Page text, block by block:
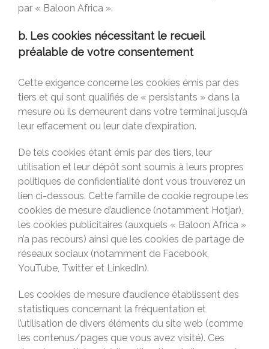
par « Baloon Africa ».
b. Les cookies nécessitant le recueil
préalable de votre consentement
Cette exigence concerne les cookies émis par des
tiers et qui sont qualifiés de « persistants » dans la
mesure où ils demeurent dans votre terminal jusqu’à
leur effacement ou leur date d’expiration.
De tels cookies étant émis par des tiers, leur
utilisation et leur dépôt sont soumis à leurs propres
politiques de confidentialité dont vous trouverez un
lien ci-dessous. Cette famille de cookie regroupe les
cookies de mesure d’audience (notamment Hotjar),
les cookies publicitaires (auxquels « Baloon Africa »
n’a pas recours) ainsi que les cookies de partage de
réseaux sociaux (notamment de Facebook,
YouTube, Twitter et LinkedIn).
Les cookies de mesure d’audience établissent des
statistiques concernant la fréquentation et
l’utilisation de divers éléments du site web (comme
les contenus/pages que vous avez visité). Ces